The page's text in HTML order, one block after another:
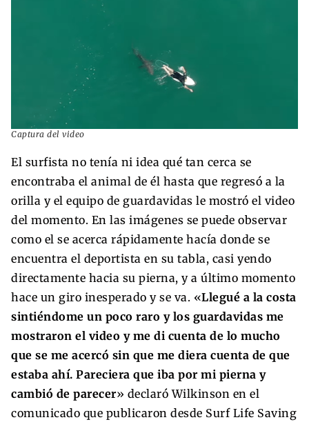
Captura del video
El surfista no tenía ni idea qué tan cerca se
encontraba el animal de él hasta que regresó a la
orilla y el equipo de guardavidas le mostró el video
del momento. En las imágenes se puede observar
como el se acerca rápidamente hacía donde se
encuentra el deportista en su tabla, casi yendo
directamente hacia su pierna, y a último momento
hace un giro inesperado y se va. «Llegué a la costa
sintiéndome un poco raro y los guardavidas me
mostraron el video y me di cuenta de lo mucho
que se me acercó sin que me diera cuenta de que
estaba ahí. Pareciera que iba por mi pierna y
cambió de parecer» declaró Wilkinson en el
comunicado que publicaron desde Surf Life Saving